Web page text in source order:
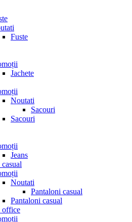
Fuste
Jachete
Noutati
Sacouri
Sacouri
Jeans
Noutati
Pantaloni casual
Pantaloni casual
office